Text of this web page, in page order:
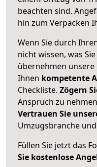
beachten sind.
hin zum Verpacken
Wenn Sie durch
nicht wissen, was
übernehmen
Ihnen kompetente
Checkliste. Zögern
Anspruch zu
Vertrauen Sie
Umzugsbranche
Füllen Sie jetzt das
Sie kostenlose